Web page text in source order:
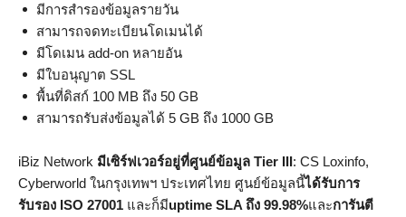
มีการสำรองข้อมูลรายวัน
สามารถจดทะเบียนโดเมนได้
มีโดเมน add-on หลายอัน
มีใบอนุญาต SSL
พื้นที่ดิสก์ 100 MB ถึง 50 GB
สามารถรับส่งข้อมูลได้ 5 GB ถึง 1000 GB
iBiz Network มีเซิร์ฟเวอร์อยู่ที่ศูนย์ข้อมูล Tier III: CS Loxinfo,
Cyberworld ในกรุงเทพฯ​ ประเทศไทย ศูนย์ข้อมูลนี้ได้รับการ
รับรอง ISO 27001 และก็มีuptime SLA ถึง 99.98%และการันตี